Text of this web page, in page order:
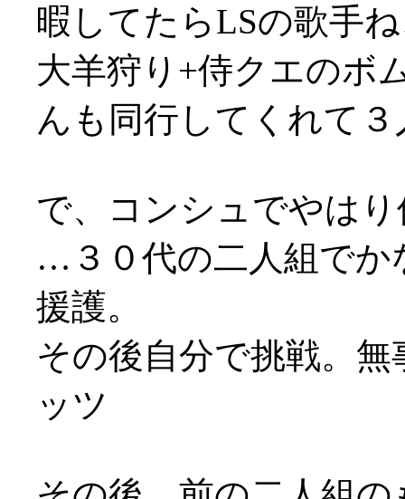
暇してたらLSの歌手
大羊狩り+侍クエのボ
んも同行してくれて
で、コンシュでやは
…３０代の二人組でか
援護。
その後自分で挑戦。
ッツ